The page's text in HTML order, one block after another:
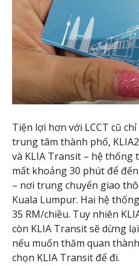
Tiện lợi hơn với LCCT cũ
trung tâm thành phố,
và KLIA Transit – hệ thống
mất khoảng 30 phút để
– nơi trung chuyển giao
Kuala Lumpur. Hai hệ
35 RM/chiều. Tuy nhiên
còn KLIA Transit sẽ dừng
nếu muốn thăm quan
chọn KLIA Transit để đi.